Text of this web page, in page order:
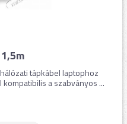
tápkábel laptophoz
a szabványos ...